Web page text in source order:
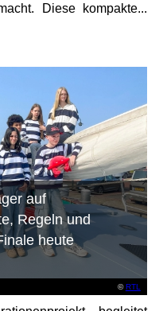
Diese kompakte...
©RTL
auf
Regeln und
heute